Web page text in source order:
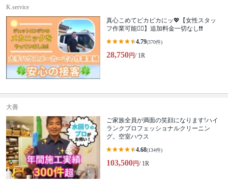
K.service
真心こめてピカピカにッ💖【女性スタッ
フ作業可能🙆‍♀️】追加料金一切なし❗️❗️
4.79(370件)
28,750円/ 1R
大善
ご家族全員が満面の笑顔になります!ハイ
ランクプロフェッショナルクリーニン
グ。空室ハウス
4.68(134件)
103,500円/ 1R